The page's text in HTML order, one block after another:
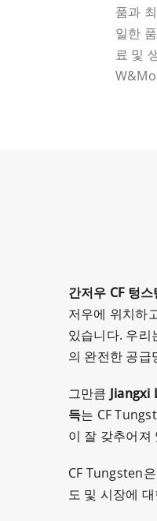
품과
일한
료 및
간저우 CF 텅
저우에 위치하
있습니다. 우리
의 완전한 공급
그만큼 Jiangxi
득는 CF
이 잘 갖추어져
CF Tungsten
도 및 시장에